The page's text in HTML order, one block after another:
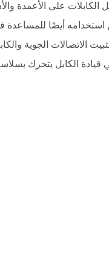
الكابلات على الأعمدة
استخدامه أيضًا للمساعدة
الاتصالات الجوية
قيادة الكابل يتحرك